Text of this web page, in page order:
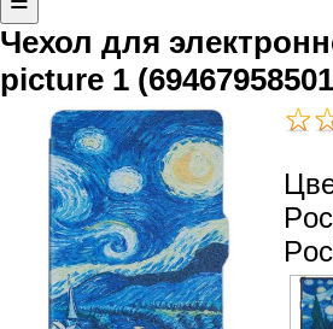
Чехол для
picture 1